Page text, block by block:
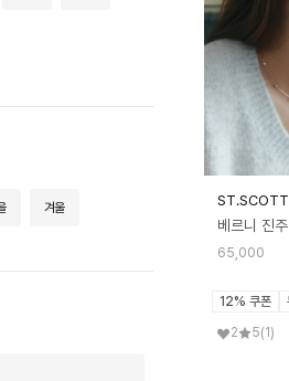
폴브리알
겨울 ST.SCOTT
65,000
12% 쿠폰
2
5(1)